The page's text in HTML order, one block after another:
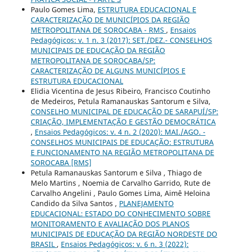
Paulo Gomes Lima, ESTRUTURA EDUCACIONAL E
CARACTERIZAÇÃO DE MUNICÍPIOS DA REGIÃO
METROPOLITANA DE SOROCABA - RMS , Ensaios
Pedagógicos: v. 1 n. 3 (2017): SET./DEZ.- CONSELHOS
MUNICIPAIS DE EDUCAÇÃO DA REGIÃO
METROPOLITANA DE SOROCABA/SP:
CARACTERIZAÇÃO DE ALGUNS MUNICÍPIOS E
ESTRUTURA EDUCACIONAL
Elidia Vicentina de Jesus Ribeiro, Francisco Coutinho
de Medeiros, Petula Ramanauskas Santorum e Silva,
CONSELHO MUNICIPAL DE EDUCAÇÃO DE SARAPUÍ/SP:
CRIAÇÃO, IMPLEMENTAÇÃO E GESTÃO DEMOCRÁTICA
, Ensaios Pedagógicos: v. 4 n. 2 (2020): MAI./AGO. -
CONSELHOS MUNICIPAIS DE EDUCAÇÃO: ESTRUTURA
E FUNCIONAMENTO NA REGIÃO METROPOLITANA DE
SOROCABA [RMS]
Petula Ramanauskas Santorum e Silva , Thiago de
Melo Martins , Noemia de Carvalho Garrido, Rute de
Carvalho Angelini , Paulo Gomes Lima, Aimê Heloina
Candido da Silva Santos , PLANEJAMENTO
EDUCACIONAL: ESTADO DO CONHECIMENTO SOBRE
MONITORAMENTO E AVALIAÇÃO DOS PLANOS
MUNICIPAIS DE EDUCAÇÃO DA REGIÃO NORDESTE DO
BRASIL , Ensaios Pedagógicos: v. 6 n. 3 (2022):